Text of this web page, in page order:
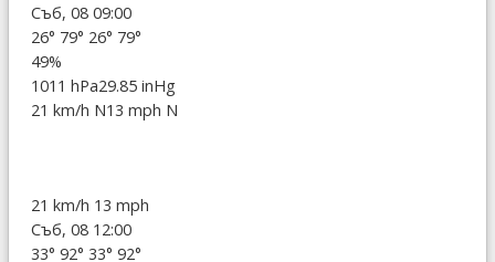
Съб, 08 09:00
26° 79° 26° 79°
49%
1011 hPa29.85 inHg
21 km/h N13 mph N
21 km/h 13 mph
Съб, 08 12:00
33° 92° 33° 92°